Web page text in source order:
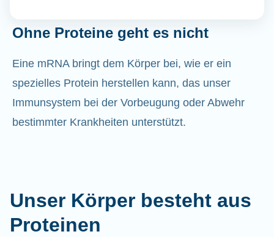
Ohne Proteine geht es nicht
Eine mRNA bringt dem Körper bei, wie er ein
spezielles Protein herstellen kann, das unser
Immunsystem bei der Vorbeugung oder Abwehr
bestimmter Krankheiten unterstützt.
Unser Körper besteht aus
Proteinen